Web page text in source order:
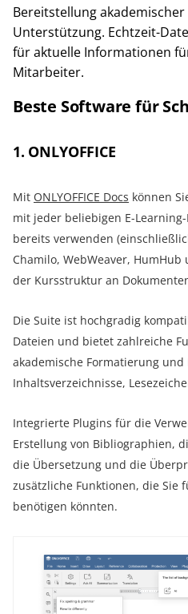
Bereitstellung
Unterstützung. Echtzeit-
für aktuelle Informationen
Mitarbeiter.
Beste Software für
1. ONLYOFFICE
Mit ONLYOFFICE Docs können
mit jeder beliebigen E-
bereits verwenden
Chamilo, WebWeaver, HumHub
der Kursstruktur an
Die Suite ist hochgradig
Dateien und bietet zahlreiche
akademische Formatierung
Inhaltsverzeichnisse,
Integrierte Plugins für die
Erstellung von Bibliographien,
die Übersetzung und die
zusätzliche Funktionen, die Sie
benötigen könnten.